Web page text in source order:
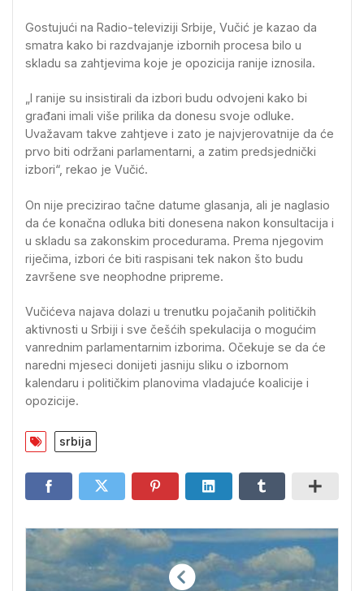
Gostujući na Radio-televiziji Srbije, Vučić je kazao da
smatra kako bi razdvajanje izbornih procesa bilo u
skladu sa zahtjevima koje je opozicija ranije iznosila.
„I ranije su insistirali da izbori budu odvojeni kako bi
građani imali više prilika da donesu svoje odluke.
Uvažavam takve zahtjeve i zato je najvjerovatnije da će
prvo biti održani parlamentarni, a zatim predsjednički
izbori“, rekao je Vučić.
On nije precizirao tačne datume glasanja, ali je naglasio
da će konačna odluka biti donesena nakon konsultacija i
u skladu sa zakonskim procedurama. Prema njegovim
riječima, izbori će biti raspisani tek nakon što budu
završene sve neophodne pripreme.
Vučićeva najava dolazi u trenutku pojačanih političkih
aktivnosti u Srbiji i sve češćih spekulacija o mogućim
vanrednim parlamentarnim izborima. Očekuje se da će
naredni mjeseci donijeti jasniju sliku o izbornom
kalendaru i političkim planovima vladajuće koalicije i
opozicije.
srbija